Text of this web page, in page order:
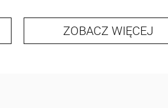
ZOBACZ WIĘCEJ